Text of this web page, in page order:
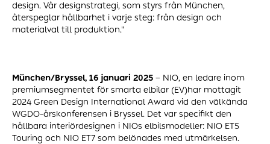
design. Vår designstrategi, som styrs från München,
återspeglar hållbarhet i varje steg: från design och
materialval till produktion."
München/Bryssel, 16 januari 2025 – NIO, en ledare inom
premiumsegmentet för smarta elbilar (EV)har mottagit
2024 Green Design International Award vid den välkända
WGDO-årskonferensen i Bryssel. Det var specifikt den
hållbara interiördesignen i NIOs elbilsmodeller: NIO ET5
Touring och NIO ET7 som belönades med utmärkelsen.